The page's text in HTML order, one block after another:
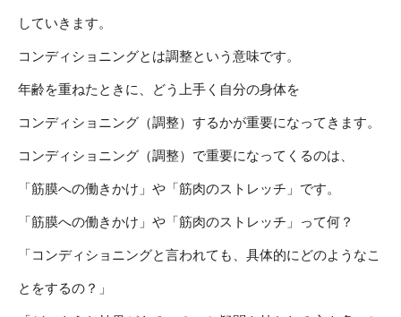
していきます。
コンディショニングとは調整という意味です。
年齢を重ねたときに、どう上手く自分の身体を
コンディショニング（調整）するかが重要になってきます。
コンディショニング（調整）で重要になってくるのは、
「筋膜への働きかけ」や「筋肉のストレッチ」です。
「筋膜への働きかけ」や「筋肉のストレッチ」って何？
「コンディショニングと言われても、具体的にどのようなこ
とをするの？」